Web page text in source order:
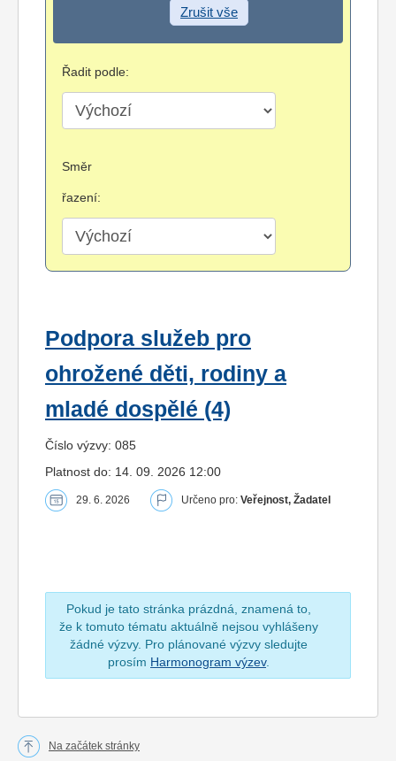
Zrušit vše
Řadit podle:
Směr
řazení:
Podpora služeb pro
ohrožené děti, rodiny a
mladé dospělé (4)
Číslo výzvy: 085
Platnost do: 14. 09. 2026 12:00
29. 6. 2026 Určeno pro: Veřejnost, Žadatel
Pokud je tato stránka prázdná, znamená to,
že k tomuto tématu aktuálně nejsou vyhlášeny
žádné výzvy. Pro plánované výzvy sledujte
prosím Harmonogram výzev.
Na začátek stránky